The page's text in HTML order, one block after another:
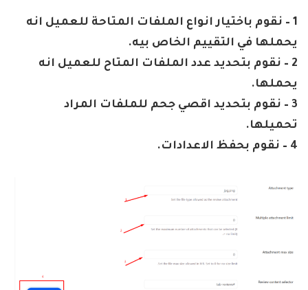
1 – نقوم باختيار انواع الملفات المتاحة للعميل انه
يحملها في التقييم الخاص بيه.
2 – نقوم بتحديد عدد الملفات المتاح للعميل انه
يحملها.
3 – نقوم بتحديد اقصي جحم للملفات المراد
تحميلها.
4 – نقوم بحفظ الاعدادات.